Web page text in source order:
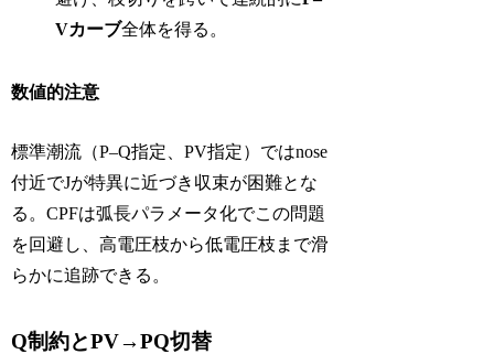
Vカーブ全体を得る。
数値的注意
標準潮流（P–Q指定、PV指定）ではnose
付近でJが特異に近づき収束が困難とな
る。CPFは弧長パラメータ化でこの問題
を回避し、高電圧枝から低電圧枝まで滑
らかに追跡できる。
Q制約とPV→PQ切替